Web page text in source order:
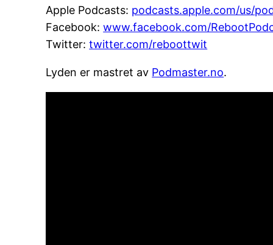
Apple Podcasts: podcasts.apple.com/us/
Facebook:www.facebook.com/
Twitter:twitter.com/reboottwit
Lyden er mastret av Podmaster.no.